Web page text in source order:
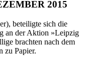
2015
beteiligte sich die
an der Aktion »Leipzig
brachten nach dem
zu Papier.